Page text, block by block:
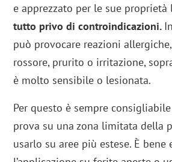
e apprezzato per le sue proprietà
tutto privo di controindicazioni.
può provocare reazioni
rossore, prurito o irritazione,
è molto sensibile o lesionata.
Per questo è sempre
prova su una zona limitata della
usarlo su aree più estese. È bene